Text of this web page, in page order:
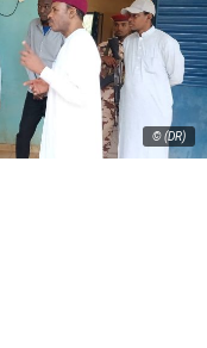
© (DR)